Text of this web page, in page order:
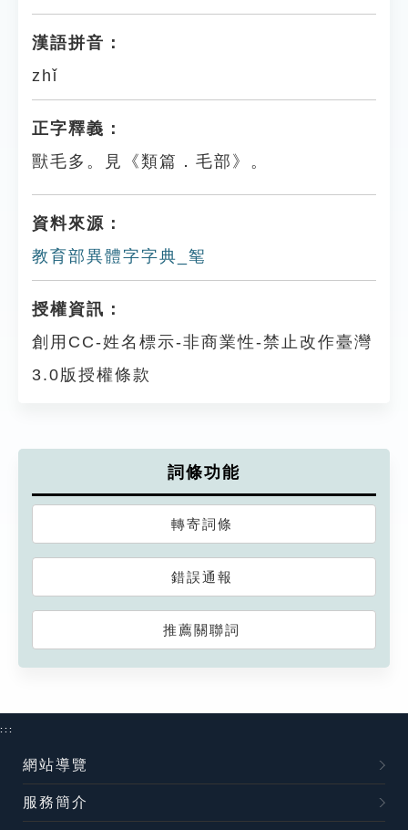
漢語拼音：
zhǐ
正字釋義：
獸毛多。見《類篇．毛部》。
資料來源：
教育部異體字字典_㲛
授權資訊：
創用CC-姓名標示-非商業性-禁止改作臺灣
3.0版授權條款
詞條功能
轉寄詞條
錯誤通報
推薦關聯詞
:::
網站導覽
服務簡介